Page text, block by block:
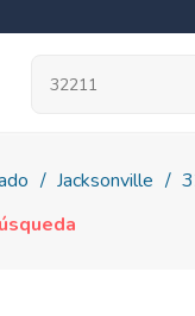
Jacksonville